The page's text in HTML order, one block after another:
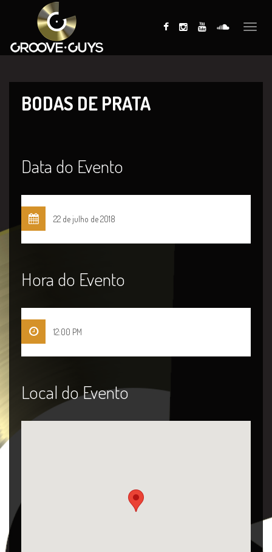
Toggle
BODAS DE PRATA
Data do Evento
22 de julho de 2018
Hora do Evento
12:00 PM
Local do Evento